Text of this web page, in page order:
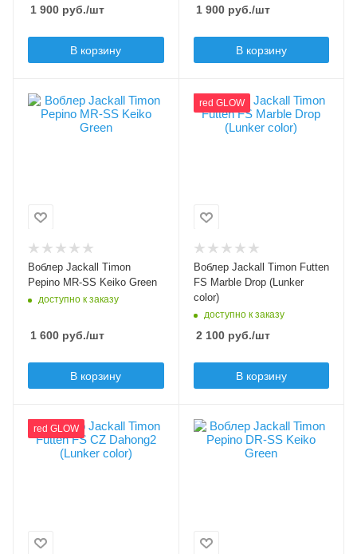
Плавучесть
1 900 руб./шт
В корзину
1 900руб./шт
В корзину
Цвет приманки
Keiko Green
Длина приманки, мм
Вес приманки, гр
2.6
Плавучесть
Заглубление min, м
0.8
Заглубление max, м
Воблер Jackall Timon
Pepino MR-SS Keiko Green
доступно к заказу
1 600 руб./шт
В корзину
red GLOW
Цвет приманки
Marble Drop (Lunker
Futten FS
минноу, составной
воблер
Длина приманки, мм
60
Вес приманки, гр
Плавучесть
sinking (S)
Воблер Jackall Timon Futten
FS Marble Drop (Lunker
color)
доступно к заказу
2 100руб./шт
В корзину
red GLOW
Цвет приманки
CZ Dahong2 (Lunker
Futten FS
Цвет приманки
Keiko Green
Длина приманки, мм